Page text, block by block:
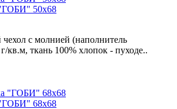
50х68
с молнией (наполнитель
кв.м, ткань 100% хлопок - пуходе..
68х68